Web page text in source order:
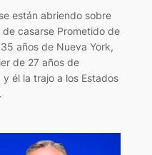
están abriendo sobre
casarse Prometido de
años de Nueva York,
de 27 años de
él la trajo a los Estados